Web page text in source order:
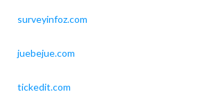
surveyinfoz.com
juebejue.com
tickedit.com